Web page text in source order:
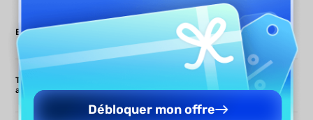
Essai gratuit
100 prompts
gratuits pour les
utilisateurs
5 à 10 requêtes
gratuites ou aucun
essai gratuit
Téléchargement et
analyse de documents
Débloquer mon offre